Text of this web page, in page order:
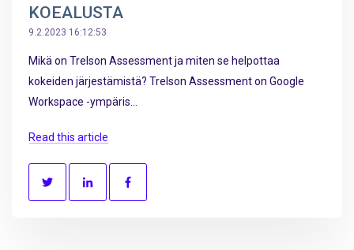
KOEALUSTA
9.2.2023 16:12:53
Mikä on Trelson Assessment ja miten se helpottaa
kokeiden järjestämistä? Trelson Assessment on Google
Workspace -ympäris...
Read this article